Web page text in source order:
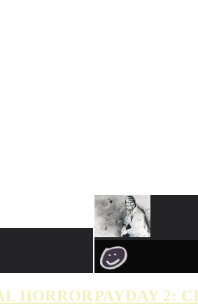
HORRORPAYDAY 2: